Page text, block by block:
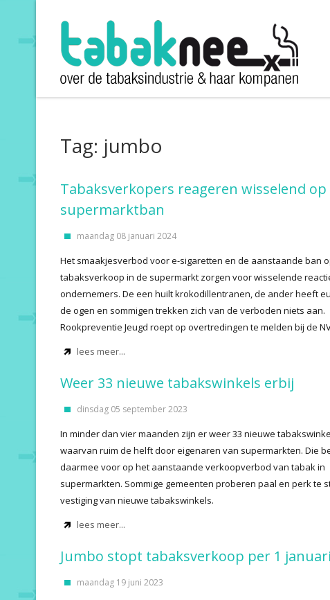
Tag: jumbo
Tabaksverkopers reageren wisselend
supermarktban
maandag 08 januari 2024
Het smaakjesverbod voor e-sigaretten en de aanstaande ban
tabaksverkoop in de supermarkt zorgen voor wisselende
ondernemers. De een huilt krokodillentranen, de ander heeft
de ogen en sommigen trekken zich van de verboden niets aan.
Rookpreventie Jeugd roept op overtredingen te melden bij de
lees meer...
Weer 33 nieuwe tabakswinkels erbij
dinsdag 05 september 2023
In minder dan vier maanden zijn er weer 33 nieuwe
waarvan ruim de helft door eigenaren van supermarkten. Die
daarmee voor op het aanstaande verkoopverbod van tabak in
supermarkten. Sommige gemeenten proberen paal en perk te
vestiging van nieuwe tabakswinkels.
lees meer...
Jumbo stopt tabaksverkoop per 1
maandag 19 juni 2023